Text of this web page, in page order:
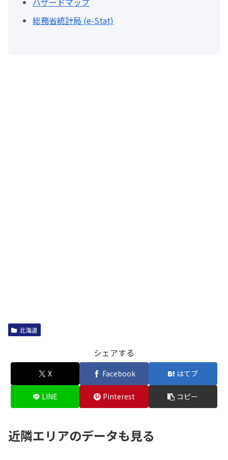
総務省統計局 (e-Stat)
北海道
シェアする
X Facebook はてブ
LINE Pinterest コピー
近隣エリアのデータも見る